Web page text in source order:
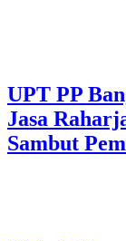
UPT PP
Jasa
Sambut